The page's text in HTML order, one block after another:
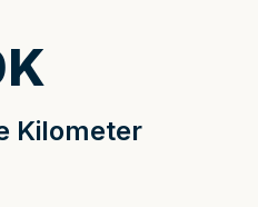
Kilometer
K